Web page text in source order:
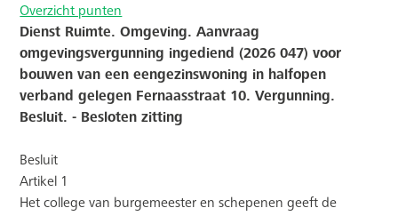
Overzicht punten
Dienst Ruimte. Omgeving. Aanvraag
omgevingsvergunning ingediend (2026 047) voor
bouwen van een eengezinswoning in halfopen
verband gelegen Fernaasstraat 10. Vergunning.
Besluit. - Besloten zitting
Besluit
Artikel 1
Het college van burgemeester en schepenen geeft de